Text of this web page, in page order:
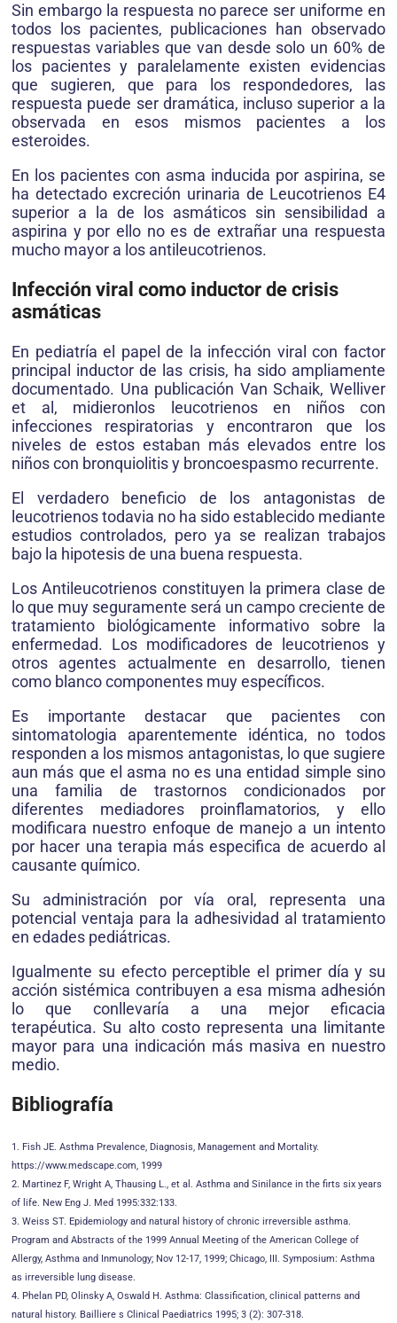
Sin embargo la respuesta no parece ser uniforme en
todos los pacientes, publicaciones han observado
respuestas variables que van desde solo un 60% de
los pacientes y paralelamente existen evidencias
que sugieren, que para los respondedores, las
respuesta puede ser dramática, incluso superior a la
observada en esos mismos pacientes a los
esteroides.
En los pacientes con asma inducida por aspirina, se
ha detectado excreción urinaria de Leucotrienos E4
superior a la de los asmáticos sin sensibilidad a
aspirina y por ello no es de extrañar una respuesta
mucho mayor a los antileucotrienos.
Infección viral como inductor de crisis
asmáticas
En pediatría el papel de la infección viral con factor
principal inductor de las crisis, ha sido ampliamente
documentado. Una publicación Van Schaik, Welliver
et al, midieronlos leucotrienos en niños con
infecciones respiratorias y encontraron que los
niveles de estos estaban más elevados entre los
niños con bronquiolitis y broncoespasmo recurrente.
El verdadero beneficio de los antagonistas de
leucotrienos todavia no ha sido establecido mediante
estudios controlados, pero ya se realizan trabajos
bajo la hipotesis de una buena respuesta.
Los Antileucotrienos constituyen la primera clase de
lo que muy seguramente será un campo creciente de
tratamiento biológicamente informativo sobre la
enfermedad. Los modificadores de leucotrienos y
otros agentes actualmente en desarrollo, tienen
como blanco componentes muy específicos.
Es importante destacar que pacientes con
sintomatologia aparentemente idéntica, no todos
responden a los mismos antagonistas, lo que sugiere
aun más que el asma no es una entidad simple sino
una familia de trastornos condicionados por
diferentes mediadores proinflamatorios, y ello
modificara nuestro enfoque de manejo a un intento
por hacer una terapia más especifica de acuerdo al
causante químico.
Su administración por vía oral, representa una
potencial ventaja para la adhesividad al tratamiento
en edades pediátricas.
Igualmente su efecto perceptible el primer día y su
acción sistémica contribuyen a esa misma adhesión
lo que conllevaría a una mejor eficacia
terapéutica. Su alto costo representa una limitante
mayor para una indicación más masiva en nuestro
medio.
Bibliografía
1. Fish JE. Asthma Prevalence, Diagnosis, Management and Mortality.
https://www.medscape.com, 1999
2. Martinez F, Wright A, Thausing L., et al. Asthma and Sinilance in the firts six years
of life. New Eng J. Med 1995:332:133.
3. Weiss ST. Epidemiology and natural history of chronic irreversible asthma.
Program and Abstracts of the 1999 Annual Meeting of the American College of
Allergy, Asthma and Inmunology; Nov 12-17, 1999; Chicago, III. Symposium: Asthma
as irreversible lung disease.
4. Phelan PD, Olinsky A, Oswald H. Asthma: Classification, clinical patterns and
natural history. Bailliere s Clinical Paediatrics 1995; 3 (2): 307-318.